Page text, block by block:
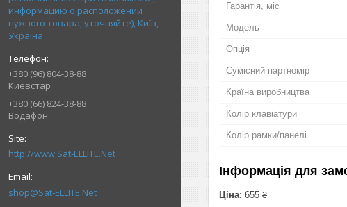
информацию о расположении
нужного товара, уточняйте), Київ,
Україна
+380 (96) 804-38-88
Киевстар
+380 (66) 824-38-88
Водафон
http://www.Sat-ELLITE.Net
shop@Sat-ELLITE.Net
Гарантія, міс
Мoдель
Опція
Сумісний партномір
Країна виробництва
Колір клавіатури
Колір рамки/панелі
Інформація для
Ціна: 655 ₴